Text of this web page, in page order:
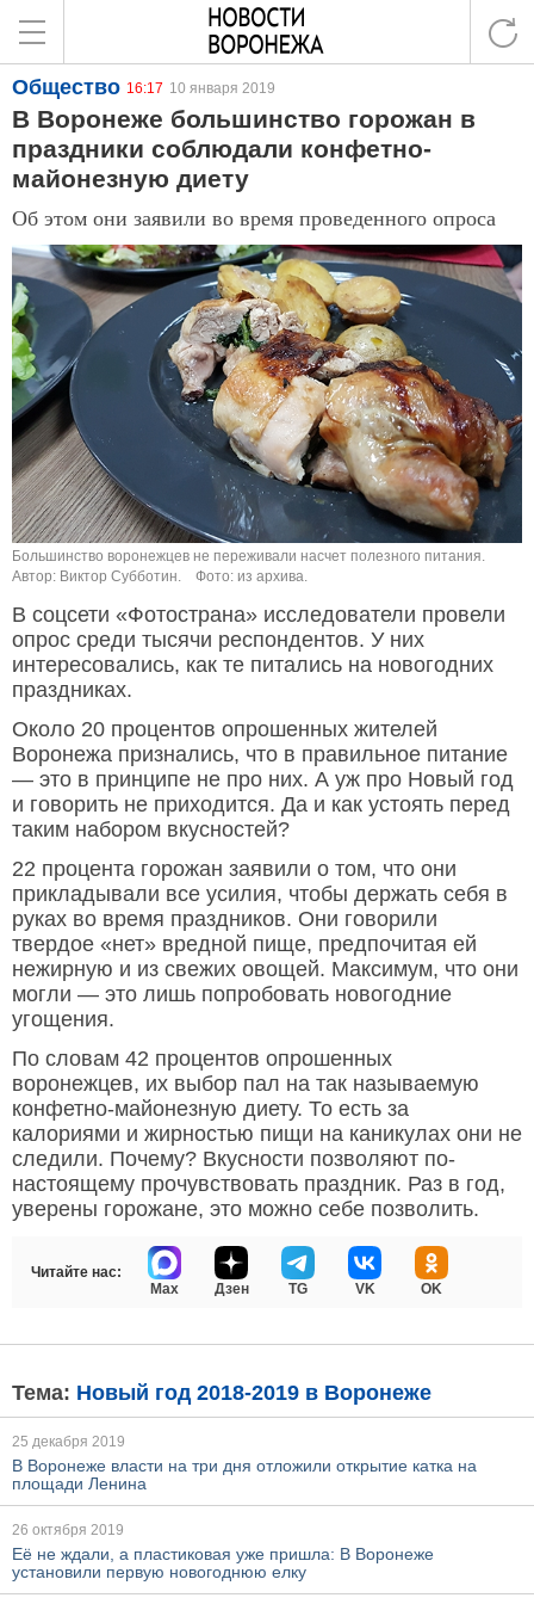
Общество 16:17 10 января 2019
В Воронеже большинство горожан в
праздники соблюдали конфетно-
майонезную диету
Об этом они заявили во время проведенного опроса
Большинство воронежцев не переживали насчет полезного питания.
Автор: Виктор Субботин.
Фото: из архива.
В соцсети «Фотострана» исследователи провели
опрос среди тысячи респондентов. У них
интересовались, как те питались на новогодних
праздниках.
Около 20 процентов опрошенных жителей
Воронежа признались, что в правильное питание
— это в принципе не про них. А уж про Новый год
и говорить не приходится. Да и как устоять перед
таким набором вкусностей?
22 процента горожан заявили о том, что они
прикладывали все усилия, чтобы держать себя в
руках во время праздников. Они говорили
твердое «нет» вредной пище, предпочитая ей
нежирную и из свежих овощей. Максимум, что они
могли — это лишь попробовать новогодние
угощения.
По словам 42 процентов опрошенных
воронежцев, их выбор пал на так называемую
конфетно-майонезную диету. То есть за
калориями и жирностью пищи на каникулах они не
следили. Почему? Вкусности позволяют по-
настоящему прочувствовать праздник. Раз в год,
уверены горожане, это можно себе позволить.
Читайте нас:
Max
Дзен TG VK OK
Тема: Новый год 2018-2019 в Воронеже
25 декабря 2019
В Воронеже власти на три дня отложили открытие катка на
площади Ленина
26 октября 2019
Её не ждали, а пластиковая уже пришла: В Воронеже
установили первую новогоднюю елку